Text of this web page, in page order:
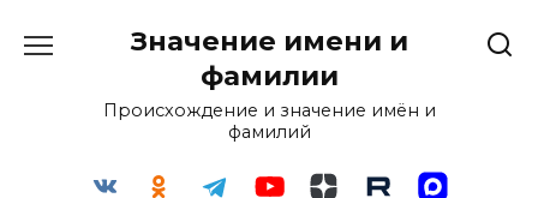
Значение имени и
фамилии
Происхождение и значение имён и
фамилий